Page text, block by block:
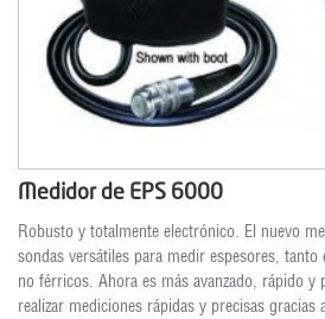
Medidor de EPS 6000
Robusto y totalmente electrónico. El nuevo
sondas versátiles para medir espesores,
no férricos. Ahora es más avanzado, rápido y
realizar mediciones rápidas y precisas gracias